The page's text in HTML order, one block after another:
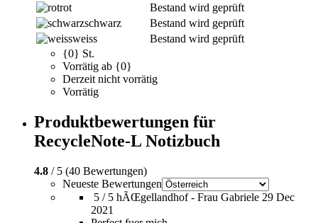
rot
Bestand wird geprüft
schwarz
Bestand wird geprüft
weiss
Bestand wird geprüft
{0} St.
Vorrätig ab {0}
Derzeit nicht vorrätig
Vorrätig
Produktbewertungen für
RecycleNote-L Notizbuch
4.8 / 5 (40 Bewertungen)
Neueste Bewertungen
5 / 5 hÃŒgellandhof - Frau Gabriele 29 Dec
2021